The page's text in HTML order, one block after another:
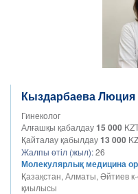
Кыздарбаева Люция
Гинеколог
Алғашқы қабалдау15 000
Қайталау қабылдау13 000
Жалпы өтіл (жыл):26
Молекулярлық медицина
Қазақстан, Алматы, Әйтиев
қиылысы